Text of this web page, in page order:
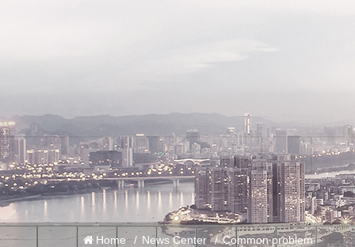
Home / News Center / Common problem